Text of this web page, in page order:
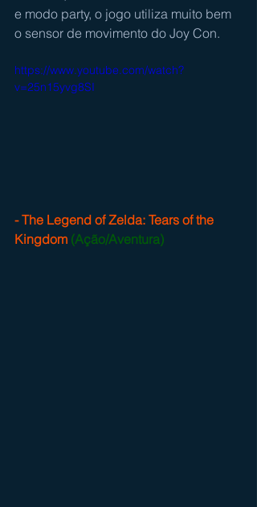
e modo party, o jogo utiliza muito bem
o sensor de movimento do Joy Con.
https://www.youtube.com/watch?
v=25n15yvg8SI
- The Legend of Zelda: Tears of the
Kingdom (Ação/Aventura)